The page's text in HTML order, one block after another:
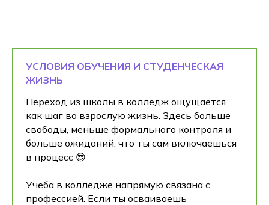
УСЛОВИЯ ОБУЧЕНИЯ И СТУДЕНЧЕСКАЯ
ЖИЗНЬ
Переход из школы в колледж ощущается
как шаг во взрослую жизнь. Здесь больше
свободы, меньше формального контроля и
больше ожиданий, что ты сам включаешься
в процесс 😎
Учёба в колледже напрямую связана с
профессией. Если ты осваиваешь